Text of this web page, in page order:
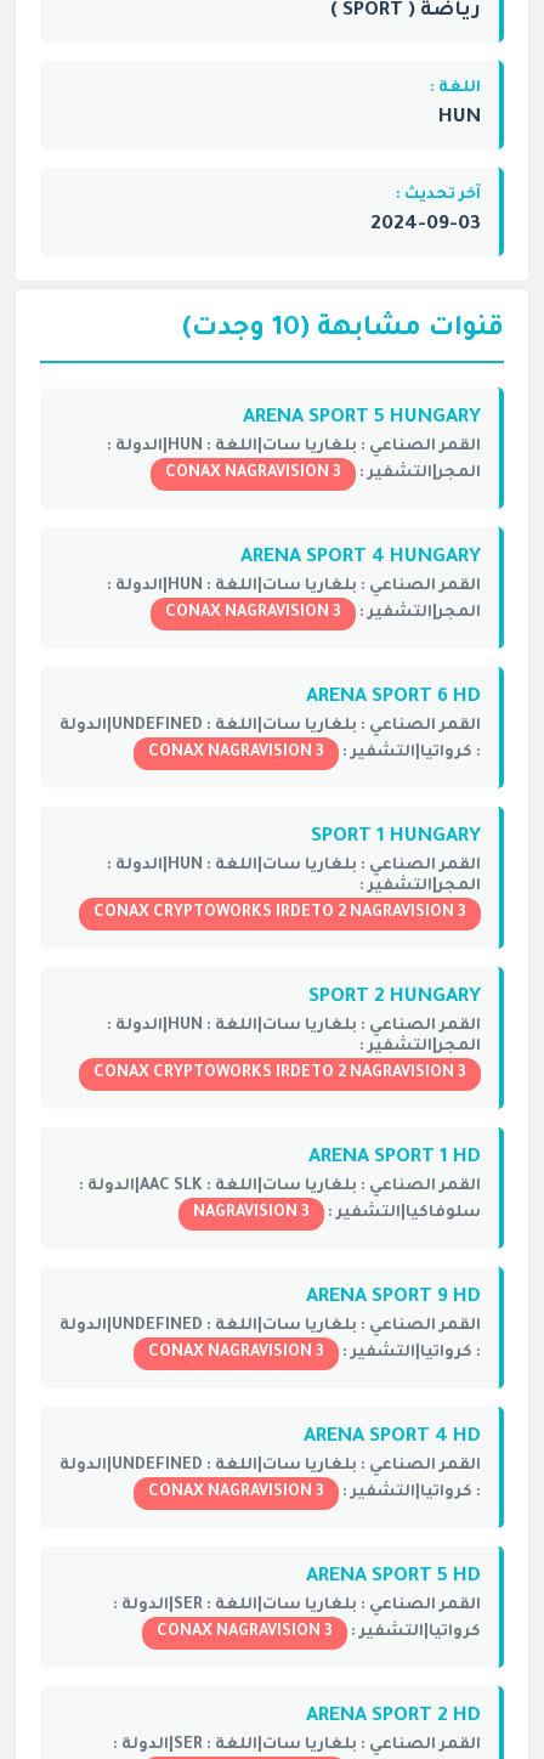
رياضة ( SPORT )
اللغة :
HUN
آخر تحديث :
2024-09-03
قنوات مشابهة (10 وجدت)
ARENA SPORT 5 HUNGARY
القمر الصناعي : بلغاريا سات| اللغة :
الدولة :
المجر| التشفير : CONAX NAGRAVISION 3
ARENA SPORT 4 HUNGARY
القمر الصناعي : بلغاريا سات| اللغة :
الدولة :
المجر| التشفير : CONAX NAGRAVISION 3
ARENA SPORT 6 HD
القمر الصناعي : بلغاريا سات| اللغة :
الدولة
: كرواتيا| التشفير : CONAX NAGRAVISION 3
SPORT 1 HUNGARY
القمر الصناعي : بلغاريا سات| اللغة :
الدولة :
المجر| التشفير :
CONAX CRYPTOWORKS IRDETO 2 NAGRAVISION 3
SPORT 2 HUNGARY
القمر الصناعي : بلغاريا سات| اللغة :
الدولة :
المجر| التشفير :
CONAX CRYPTOWORKS IRDETO 2 NAGRAVISION 3
ARENA SPORT 1 HD
القمر الصناعي : بلغاريا سات| اللغة : AAC SLK|
الدولة :
سلوفاكيا| التشفير : NAGRAVISION 3
ARENA SPORT 9 HD
القمر الصناعي : بلغاريا سات| اللغة :
الدولة
: كرواتيا| التشفير : CONAX NAGRAVISION 3
ARENA SPORT 4 HD
القمر الصناعي : بلغاريا سات| اللغة :
الدولة
: كرواتيا| التشفير : CONAX NAGRAVISION 3
ARENA SPORT 5 HD
القمر الصناعي : بلغاريا سات| اللغة : SER|
الدولة :
كرواتيا| التشفير : CONAX NAGRAVISION 3
ARENA SPORT 2 HD
القمر الصناعي : بلغاريا سات| اللغة : SER| الدولة :